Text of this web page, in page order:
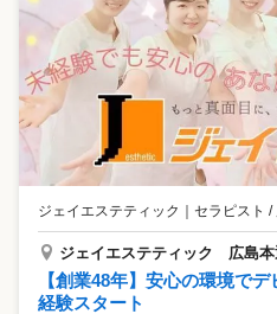
ジェイエステティック ｜ セラピスト /
ジェイエステティック 広島本
【創業48年】安心の環境で
経験スタート